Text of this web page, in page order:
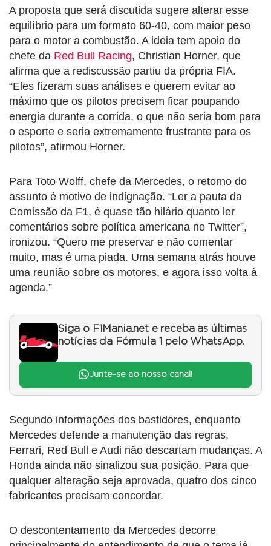
A proposta que será discutida sugere alterar esse
equilíbrio para um formato 60-40, com maior peso
para o motor a combustão. A ideia tem apoio do
chefe da Red Bull Racing, Christian Horner, que
afirma que a rediscussão partiu da própria FIA.
“Eles fizeram suas análises e querem evitar ao
máximo que os pilotos precisem ficar poupando
energia durante a corrida, o que não seria bom para
o esporte e seria extremamente frustrante para os
pilotos”, afirmou Horner.
Para Toto Wolff, chefe da Mercedes, o retorno do
assunto é motivo de indignação. “Ler a pauta da
Comissão da F1, é quase tão hilário quanto ler
comentários sobre política americana no Twitter”,
ironizou. “Quero me preservar e não comentar
muito, mas é uma piada. Uma semana atrás houve
uma reunião sobre os motores, e agora isso volta à
agenda.”
Siga o F1Mania.net e receba as últimas
notícias da Fórmula 1 pelo WhatsApp.
Junte-se ao nosso canal!
Segundo informações dos bastidores, enquanto
Mercedes defende a manutenção das regras,
Ferrari, Red Bull e Audi não descartam mudanças. A
Honda ainda não sinalizou sua posição. Para que
qualquer alteração seja aprovada, quatro dos cinco
fabricantes precisam concordar.
O descontentamento da Mercedes decorre